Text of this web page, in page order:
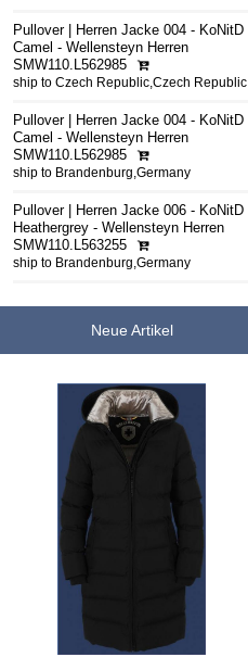
Pullover | Herren Jacke 004 - KoNitD
Camel - Wellensteyn Herren
SMW110.L562985
ship to Czech Republic,Czech Republic
Pullover | Herren Jacke 004 - KoNitD
Camel - Wellensteyn Herren
SMW110.L562985
ship to Brandenburg,Germany
Pullover | Herren Jacke 006 - KoNitD
Heathergrey - Wellensteyn Herren
SMW110.L563255
ship to Brandenburg,Germany
Neue Artikel